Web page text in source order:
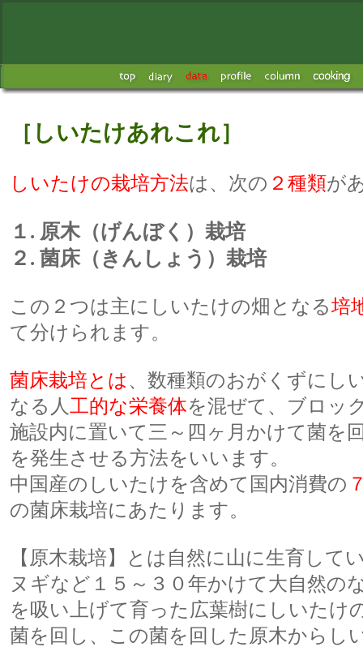
［ しいたけあれこれ］
しいたけの栽培方法は、次の ２種類が
１. 原木（げんぼく）栽培
２. 菌床（きんしょう）栽培
この２つは主にしいたけの畑となる培
て分けられます。
菌床栽培とは、数種類のおがくずにし
なる人工的な栄養体を混ぜて、ブロッ
施設内に置いて三～四ヶ月かけて菌を
を発生させる方法をいいます。
中国産のしいたけを含めて国内消費の
の菌床栽培にあたります。
【原木栽培】とは自然に山に生育して
ヌギなど１５～３０年かけて大自然の
を吸い上げて育った広葉樹にしいたけ
菌を回し、この菌を回した原木からし